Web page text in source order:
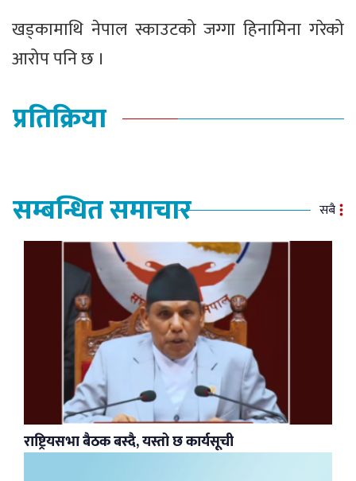
खड्कामाथि नेपाल स्काउटको जग्गा हिनामिना गरेको
आरोप पनि छ ।
प्रतिक्रिया
सम्बन्धित समाचार सबै
राष्ट्रियसभा बैठक बस्दै, यस्तो छ कार्यसूची